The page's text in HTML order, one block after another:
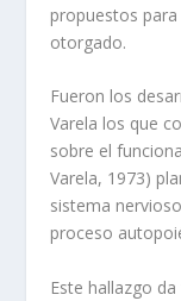
propuestos
otorgado.
Fueron los
Varela los que
sobre el
Varela, 1973)
sistema
proceso
Este hallazgo